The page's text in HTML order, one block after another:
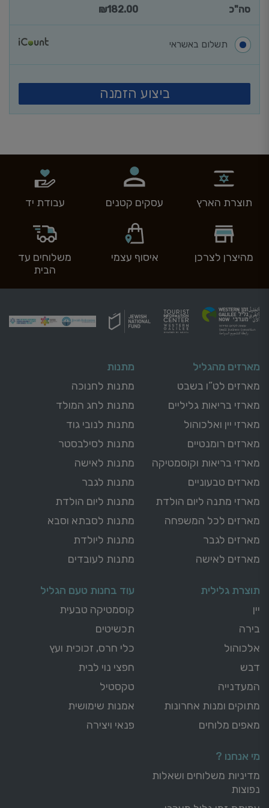
סה"כ ₪182.00
תשלום באשראי
ביצוע הזמנה
תוצרת הארץ עסקים קטנים עבודת יד
מהיצרן לצרכן איסוף עצמי
משלוחים עד
הבית
מארזים מהגליל
מארזים לט”ו בשבט
מארזי בריאות גליליים
מארזי יין ואלכוהול
מארזים רומנטיים
מארזי בריאות וקוסמטיקה
מארזים טבעוניים
מארזי מתנה ליום הולדת
מארזים לכל המשפחה
מארזים לגבר
מארזים לאישה
מתנות
מתנות לחנוכה
מתנות לחג המולד
מתנות לנובי גוד
מתנות לסילבסטר
מתנות לאישה
מתנות לגבר
מתנות ליום הולדת
מתנות לסבתא וסבא
מתנות ליולדת
מתנות לעובדים
תוצרת גלילית
יין
בירה
אלכוהול
דבש
המעדנייה
מתוקים ומנות אחרונות
מאפים מלוחים
עוד בחנות טעם הגליל
קוסמטיקה טבעית
תכשיטים
כלי חרס, זכוכית ועץ
חפצי נוי לבית
טקסטיל
אמנות שימושית
פנאי ויצירה
מי אנחנו ?
מדיניות משלוחים ושאלות
נפוצות